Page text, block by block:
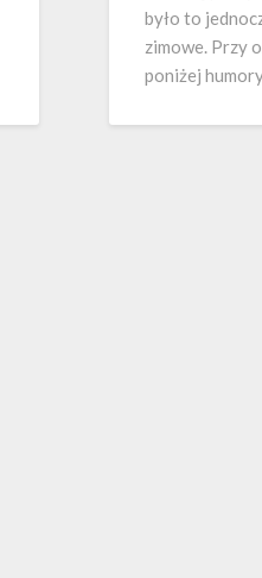
było to
zimowe. Przy
poniżej